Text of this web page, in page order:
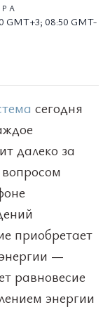
GMT+3; 08:50 GMT-
сегодня
далеко за
приобретает
—
равновесие
энергии